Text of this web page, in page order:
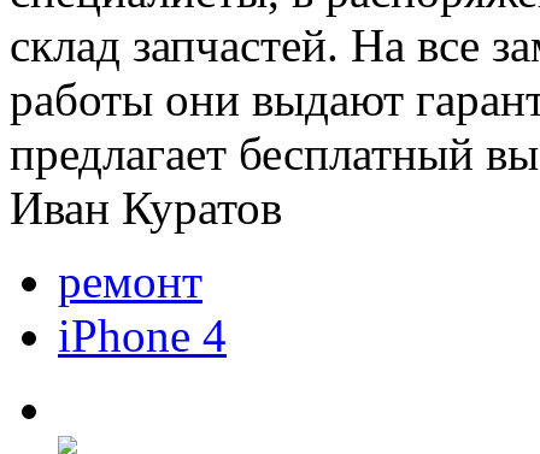
склад запчастей. На все
работы они выдают
предлагает бесплатный
Иван Куратов
ремонт
iPhone 4